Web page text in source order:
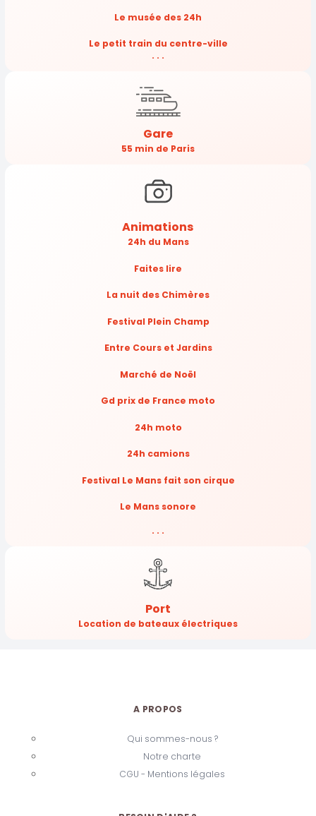
Le musée des 24h
Le petit train du centre-ville
. . .
Gare
55 min de Paris
Animations
24h du Mans
Faites lire
La nuit des Chimères
Festival Plein Champ
Entre Cours et Jardins
Marché de Noël
Gd prix de France moto
24h moto
24h camions
Festival Le Mans fait son cirque
Le Mans sonore
. . .
Port
Location de bateaux électriques
A PROPOS
Qui sommes-nous ?
Notre charte
CGU - Mentions légales